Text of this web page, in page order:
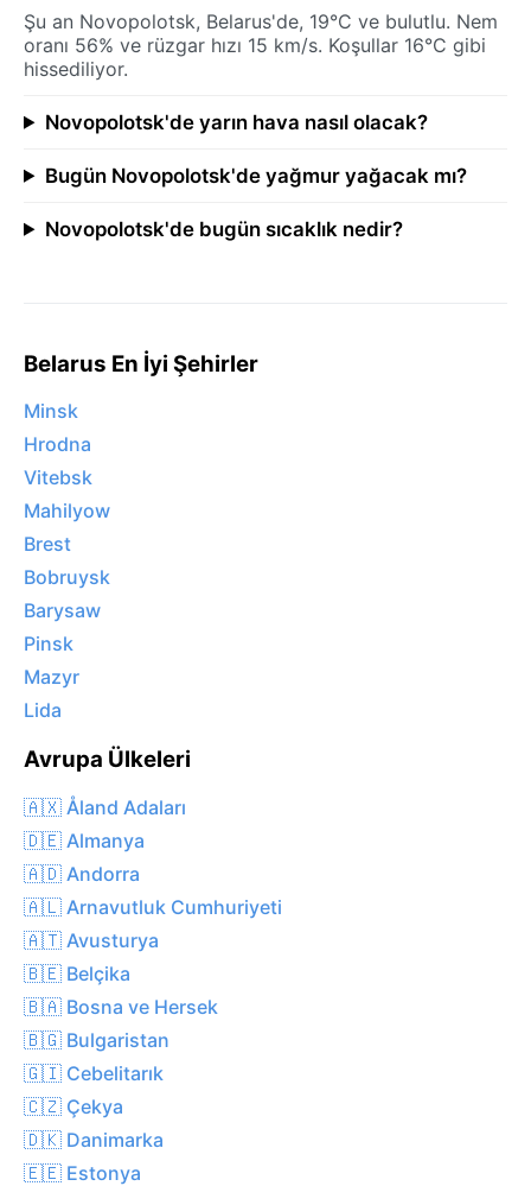
Şu an Novopolotsk, Belarus'de, 19°C ve bulutlu. Nem
oranı 56% ve rüzgar hızı 15 km/s. Koşullar 16°C gibi
hissediliyor.
Novopolotsk'de yarın hava nasıl olacak?
Bugün Novopolotsk'de yağmur yağacak mı?
Novopolotsk'de bugün sıcaklık nedir?
Belarus En İyi Şehirler
Minsk
Hrodna
Vitebsk
Mahilyow
Brest
Bobruysk
Barysaw
Pinsk
Mazyr
Lida
Avrupa Ülkeleri
🇦🇽 Åland Adaları
🇩🇪 Almanya
🇦🇩 Andorra
🇦🇱 Arnavutluk Cumhuriyeti
🇦🇹 Avusturya
🇧🇪 Belçika
🇧🇦 Bosna ve Hersek
🇧🇬 Bulgaristan
🇬🇮 Cebelitarık
🇨🇿 Çekya
🇩🇰 Danimarka
🇪🇪 Estonya